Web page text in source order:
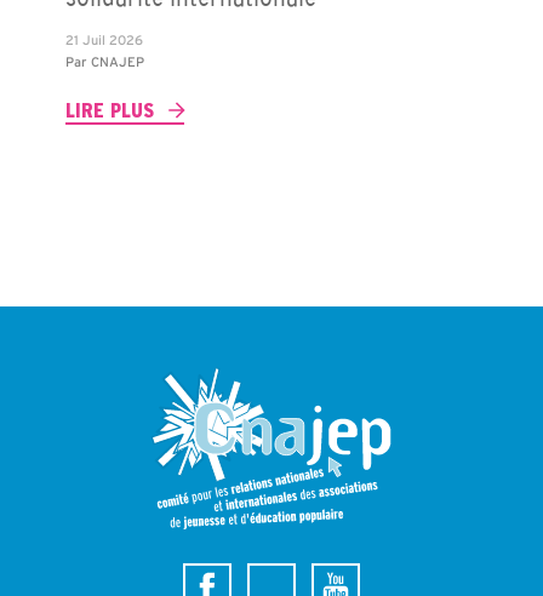
21 Juil 2026
Par CNAJEP
LIRE PLUS